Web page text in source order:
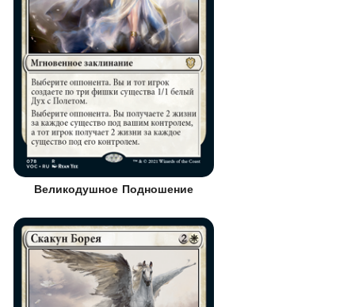
Великодушное Подношение